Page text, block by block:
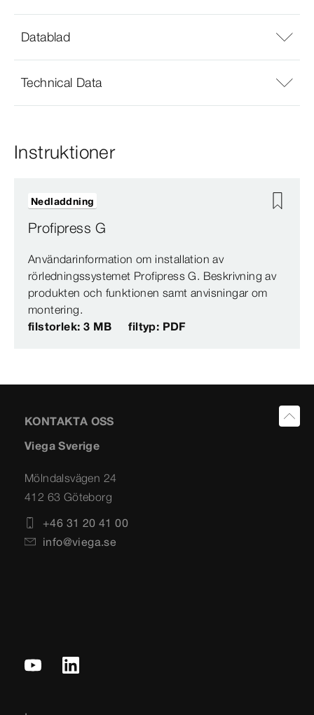
Datablad
Technical Data
Instruktioner
Profipress G
Användarinformation om installation av
rörledningssystemet Profipress G. Beskrivning av
produkten och funktionen samt anvisningar om
montering.
filstorlek: 3 MB
filtyp: PDF
Nedladdning
KONTAKTA OSS
Viega Sverige
Mölndalsvägen 24
412 63 Göteborg
+46 31 20 41 00
info@viega.se